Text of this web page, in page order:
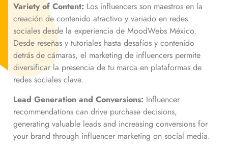
Variety of Content: Los influencers son maestros en la
creación de contenido atractivo y variado en redes
sociales desde la experiencia de MoodWebs México.
Desde reseñas y tutoriales hasta desafíos y contenido
detrás de cámaras, el marketing de influencers permite
diversificar la presencia de tu marca en plataformas de
redes sociales clave.
Lead Generation and Conversions: Influencer
recommendations can drive purchase decisions,
generating valuable leads and increasing conversions for
your brand through influencer marketing on social media.